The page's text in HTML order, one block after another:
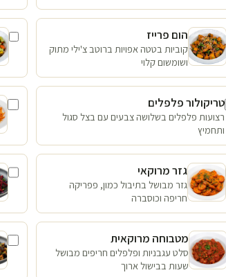
הום פרייז
קוביות בטטה אפויות ברוטב צ'ילי מתוק
ושומשום קלוי
טריקולור פלפלים
רצועות פלפלים בשלושה צבעים עם בצל סגול
ותחמיץ
גזר מרוקאי
גזר מבושל בתיבול כמון, פפריקה
חריפה וכוסברה
מטבוחה מרוקאית
סלט עגבניות ופלפלים חריפים מבושל
שעות בבישול ארוך